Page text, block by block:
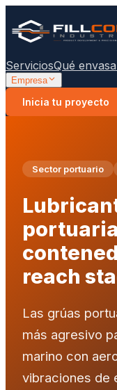
ServiciosQué
Empresa
Inicia tu proyecto
Sector portuario
reach
Las grúas
más agresivo
marino con
vibraciones de